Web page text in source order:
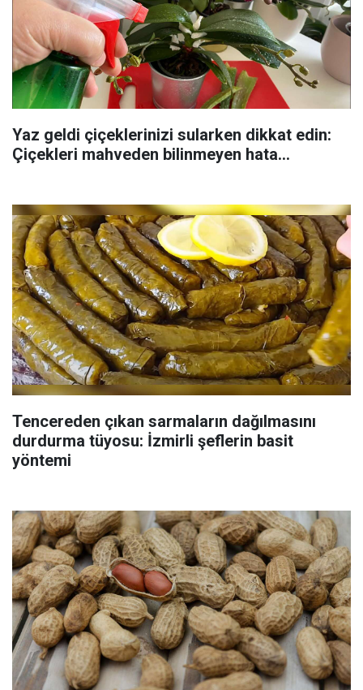
Yaz geldi çiçeklerinizi sularken dikkat edin:
Çiçekleri mahveden bilinmeyen hata...
Tencereden çıkan sarmaların dağılmasını
durdurma tüyosu: İzmirli şeflerin basit
yöntemi